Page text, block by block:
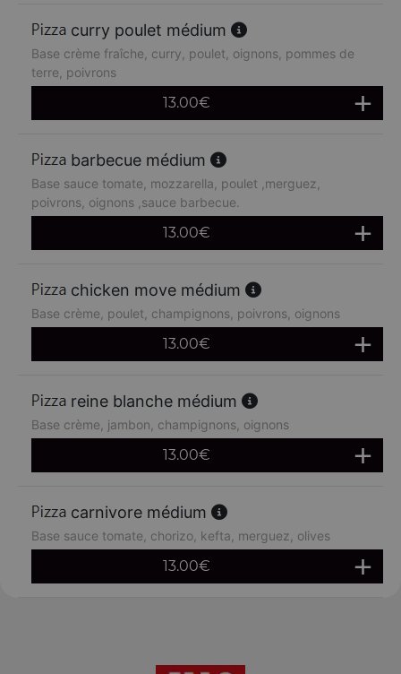
curry poulet médium
Base crème fraîche, curry, poulet, oignons, pommes de
terre, poivrons
13.00€
barbecue médium
Base sauce tomate, mozzarella, poulet ,merguez,
poivrons, oignons ,sauce barbecue.
13.00€
chicken move médium
Base crème, poulet, champignons, poivrons, oignons
13.00€
reine blanche médium
Base crème, jambon, champignons, oignons
13.00€
carnivore médium
Base sauce tomate, chorizo, kefta, merguez, olives
13.00€